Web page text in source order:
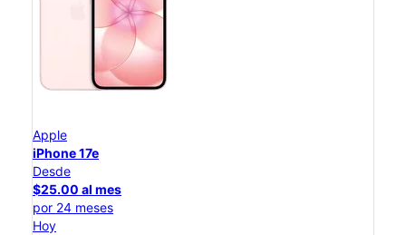
Apple
iPhone 17e
Desde
$25.00 al mes
por 24 meses
Hoy